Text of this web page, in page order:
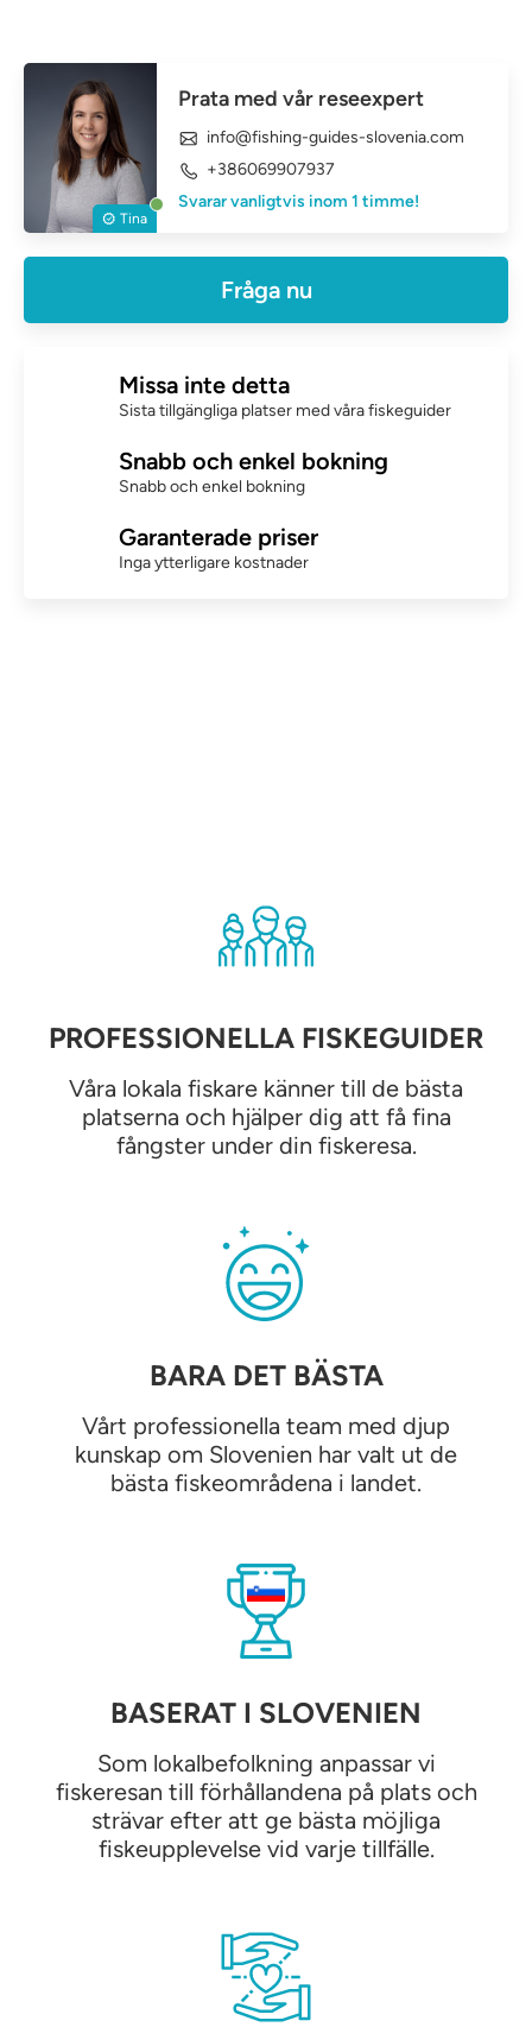
Tina
Prata med vår reseexpert
info@fishing-guides-slovenia.com
+386069907937
Svarar vanligtvis inom 1 timme!
Fråga nu
Missa inte detta
Sista tillgängliga platser med våra fiskeguider
Snabb och enkel bokning
Snabb och enkel bokning
Garanterade priser
Inga ytterligare kostnader
PROFESSIONELLA FISKEGUIDER
Våra lokala fiskare känner till de bästa
platserna och hjälper dig att få fina
fångster under din fiskeresa.
BARA DET BÄSTA
Vårt professionella team med djup
kunskap om Slovenien har valt ut de
bästa fiskeområdena i landet.
BASERAT I SLOVENIEN
Som lokalbefolkning anpassar vi
fiskeresan till förhållandena på plats och
strävar efter att ge bästa möjliga
fiskeupplevelse vid varje tillfälle.